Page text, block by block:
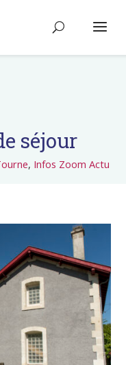
séjour
, Infos Zoom Actu